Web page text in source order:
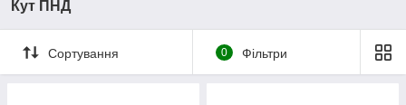
Кут ПНД
Сортування 0 Фільтри